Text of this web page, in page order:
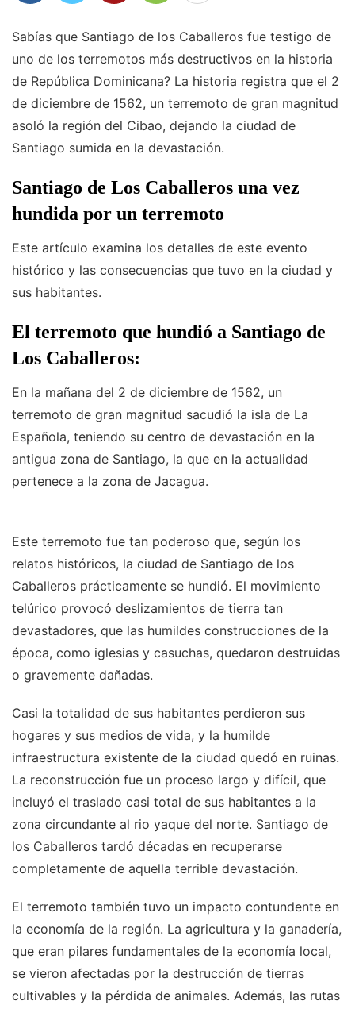
Sabías que Santiago de los Caballeros fue testigo de
uno de los terremotos más destructivos en la historia
de República Dominicana? La historia registra que el 2
de diciembre de 1562, un terremoto de gran magnitud
asoló la región del Cibao, dejando la ciudad de
Santiago sumida en la devastación.
Santiago de Los Caballeros una vez
hundida por un terremoto
Este artículo examina los detalles de este evento
histórico y las consecuencias que tuvo en la ciudad y
sus habitantes.
El terremoto que hundió a Santiago de
Los Caballeros:
En la mañana del 2 de diciembre de 1562, un
terremoto de gran magnitud sacudió la isla de La
Española, teniendo su centro de devastación en la
antigua zona de Santiago, la que en la actualidad
pertenece a la zona de Jacagua.
Este terremoto fue tan poderoso que, según los
relatos históricos, la ciudad de Santiago de los
Caballeros prácticamente se hundió. El movimiento
telúrico provocó deslizamientos de tierra tan
devastadores, que las humildes construcciones de la
época, como iglesias y casuchas, quedaron destruidas
o gravemente dañadas.
Casi la totalidad de sus habitantes perdieron sus
hogares y sus medios de vida, y la humilde
infraestructura existente de la ciudad quedó en ruinas.
La reconstrucción fue un proceso largo y difícil, que
incluyó el traslado casi total de sus habitantes a la
zona circundante al rio yaque del norte. Santiago de
los Caballeros tardó décadas en recuperarse
completamente de aquella terrible devastación.
El terremoto también tuvo un impacto contundente en
la economía de la región. La agricultura y la ganadería,
que eran pilares fundamentales de la economía local,
se vieron afectadas por la destrucción de tierras
cultivables y la pérdida de animales. Además, las rutas